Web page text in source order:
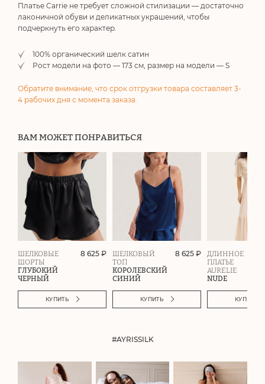
Платье Carrie не требует сложной стилизации — достаточно
лаконичной обуви и деликатных украшений, чтобы
подчеркнуть его характер.
100% органический шелк сатин
Рост модели на фото — 173 см, размер на модели — S
Обратите внимание, что срок отгрузки товара составляет 3-
4 рабочих дня с момента заказа.
ВАМ МОЖЕТ ПОНРАВИТЬСЯ
ШЕЛКОВЫЕ
ШОРТЫ
ГЛУБОКИЙ
ЧЕРНЫЙ
8 625 ₽
КУПИТЬ
ШЕЛКОВЫЙ
ТОП
КОРОЛЕВСКИЙ
СИНИЙ
8 625 ₽
КУПИТЬ
ДЛИННОЕ
ПЛАТЬЕ
AURELIE
NUDE
КУПИТЬ
#AYRISSILK